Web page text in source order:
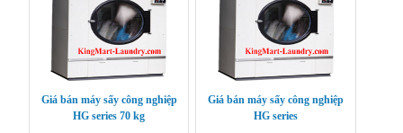
Giá bán máy sấy công nghiệp
HG series 70 kg
Giá bán máy sấy công nghiệp
HG series